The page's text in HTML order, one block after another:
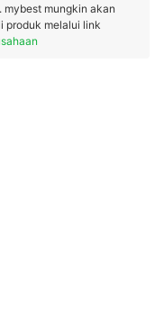
mybest mungkin akan
produk melalui link